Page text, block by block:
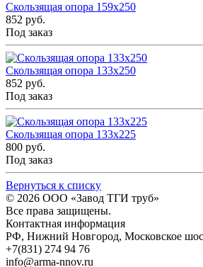
Скользящая опора 159x250
852 руб.
Под заказ
Скользящая опора 133x250
852 руб.
Под заказ
Скользящая опора 133x225
800 руб.
Под заказ
Вернуться к списку
© 2026 ООО «Завод ТГИ труб»
Все права защищены.
Контактная информация
РФ, Нижний Новгород, Московское
+7(831) 274 94 76
info@arma-nnov.ru